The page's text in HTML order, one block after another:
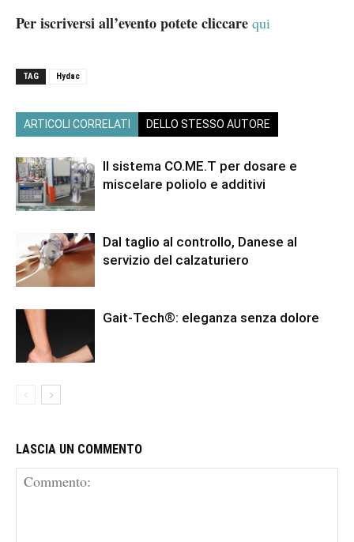
Per iscriversi all’evento potete cliccare qui
TAG Hydac
ARTICOLI CORRELATI DELLO STESSO AUTORE
Il sistema CO.ME.T per dosare e
miscelare poliolo e additivi
Dal taglio al controllo, Danese al
servizio del calzaturiero
Gait-Tech®: eleganza senza dolore
LASCIA UN COMMENTO